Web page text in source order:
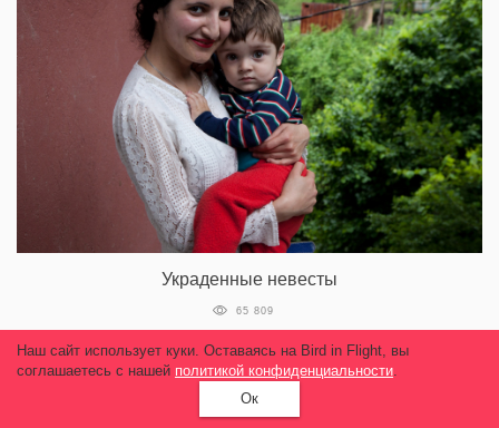
Украденные невесты
65 809
НОВОЕ И ЛУЧШЕЕ
Наш сайт использует куки. Оставаясь на Bird in Flight, вы
соглашаетесь с нашей политикой конфиденциальности.
Ок